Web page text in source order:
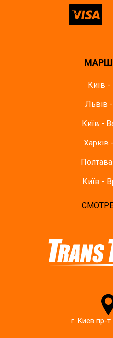
Київ -
Львів
Київ -
Харків
Київ -
г. Киев пр-